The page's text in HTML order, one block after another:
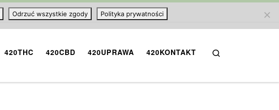
420THC 420CBD 420UPRAWA 420KONTAKT
Odrzuć wszystkie zgody Polityka prywatności